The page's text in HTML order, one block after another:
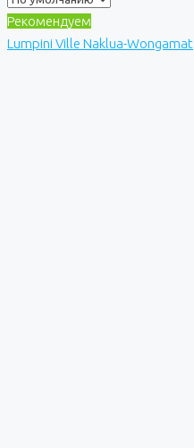
Рекомендуем
Lumpini Ville Naklua-Wongamat